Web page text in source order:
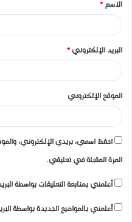
*
الاسم *
البريد الإلكتروني *
الموقع الإلكتروني
احفظ اسمي، بريدي الإلكتروني،
المرة المقبلة في تعليقي.
أعلمني بمتابعة التعليقات بواسطة
أعلمني بالمواضيع الجديدة بواسطة